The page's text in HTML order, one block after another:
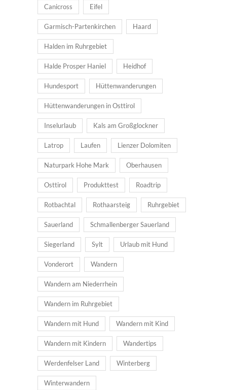
Canicross Eifel
Garmisch-Partenkirchen Haard
Halden im Ruhrgebiet
Halde Prosper Haniel Heidhof
Hundesport Hüttenwanderungen
Hüttenwanderungen in Osttirol
Inselurlaub Kals am Großglockner
Latrop Laufen Lienzer Dolomiten
Naturpark Hohe Mark Oberhausen
Osttirol Produkttest Roadtrip
Rotbachtal Rothaarsteig Ruhrgebiet
Sauerland Schmallenberger Sauerland
Siegerland Sylt Urlaub mit Hund
Vonderort Wandern
Wandern am Niederrhein
Wandern im Ruhrgebiet
Wandern mit Hund Wandern mit Kind
Wandern mit Kindern Wandertips
Werdenfelser Land Winterberg
Winterwandern